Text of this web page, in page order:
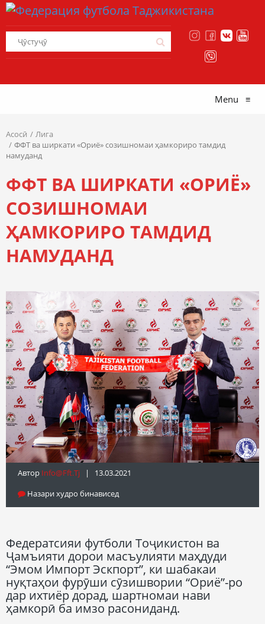
Menu ≡
Асосӣ
Лига
ФФТ ва ширкати «Ориё» созишномаи ҳамкориро тамдид
намуданд
ФФТ ВА ШИРКАТИ «ОРИЁ»
СОЗИШНОМАИ
ҲАМКОРИРО ТАМДИД
НАМУДАНД
Автор Info@fft.tj | 13.03.2021
Назари худро бинависед
Федератсияи футболи Тоҷикистон ва
Ҷамъияти дорои масъулияти маҳдуди
“Эмом Импорт Эскпорт”, ки шабакаи
нуқтаҳои фурӯши сӯзишвории “Ориё”-ро
дар ихтиёр дорад, шартномаи нави
ҳамкорӣ ба имзо расониданд.